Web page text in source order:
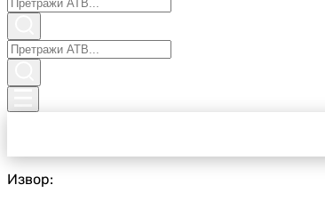
Извор: